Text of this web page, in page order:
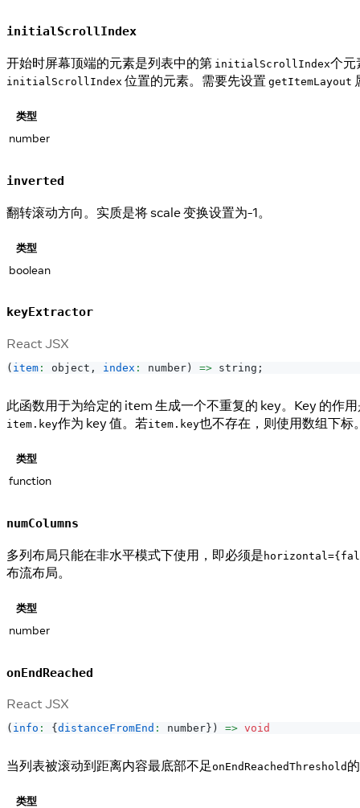
initialScrollIndex
开始时屏幕顶端的元素是列表中的第 initialScrollIndex个元
initialScrollIndex 位置的元素。需要先设置 getItemLayout
类型
number
inverted
翻转滚动方向。实质是将 scale 变换设置为-1。
类型
boolean
keyExtractor
React JSX
( item : object , index : number ) => string ;
此函数用于为给定的 item 生成一个不重复的 key。Key 的作
item.key作为 key 值。若item.key也不存在，则使用数组下标
类型
function
numColumns
多列布局只能在非水平模式下使用，即必须是
布流布局。
类型
number
onEndReached
React JSX
( info : { distanceFromEnd : number } ) => void
当列表被滚动到距离内容最底部不足onEndReachedThreshold
类型